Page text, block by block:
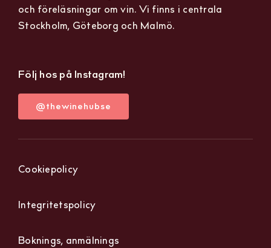
och föreläsningar om vin. Vi finns i centrala
Stockholm, Göteborg och Malmö.
Följ hos på Instagram!
@thewinehubse
Cookiepolicy
Integritetspolicy
Boknings, anmälnings